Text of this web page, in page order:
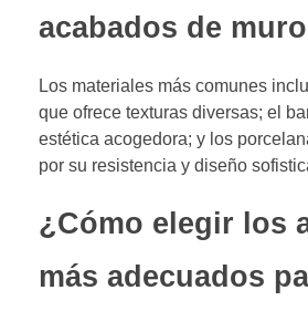
acabados de
Los materiales más comunes
que ofrece texturas diversas; el
estética acogedora; y los
por su resistencia y diseño
¿Cómo elegir los
más adecuados